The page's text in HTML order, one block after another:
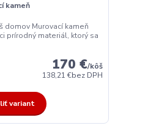
kameň
domov Murovací kameň
prírodný materiál, ktorý sa
170 €/kôš
138,21 €bez DPH
variant